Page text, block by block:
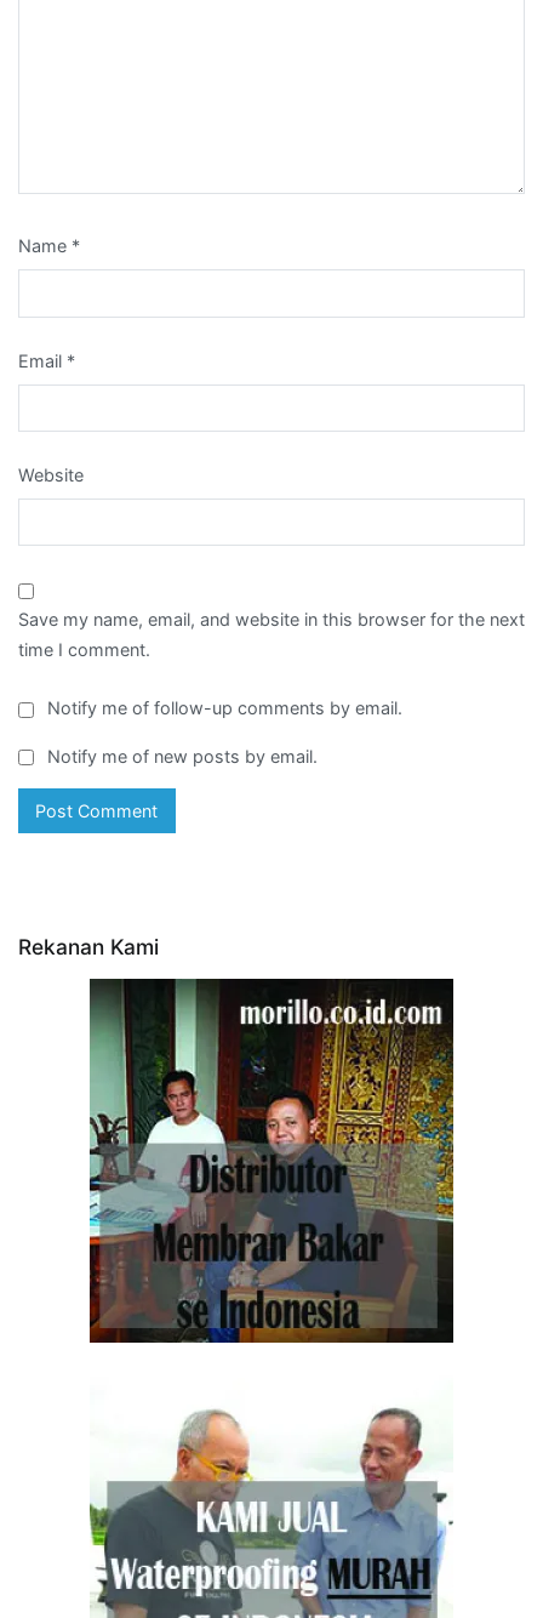
Name *
Email *
Website
Save my name, email, and website in this browser for the next
time I comment.
Notify me of follow-up comments by email.
Notify me of new posts by email.
Rekanan Kami